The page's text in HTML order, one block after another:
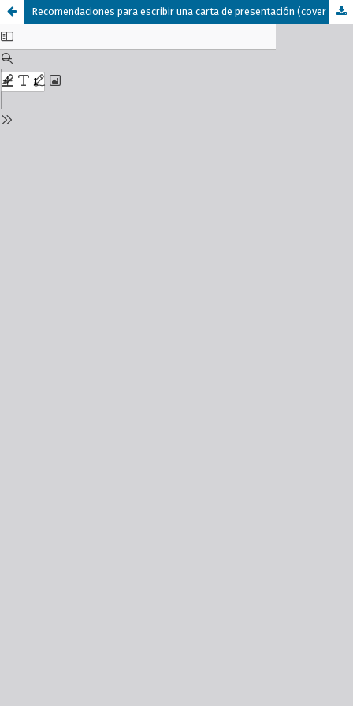
Recomendaciones para escribir una carta de presentación (cover letter)